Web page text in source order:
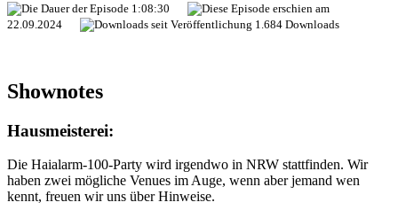
1:08:30
22.09.2024
1.684 Downloads
Shownotes
Hausmeisterei:
Die Haialarm-100-Party wird irgendwo in NRW stattfinden. Wir
haben zwei mögliche Venues im Auge, wenn aber jemand wen
kennt, freuen wir uns über Hinweise.